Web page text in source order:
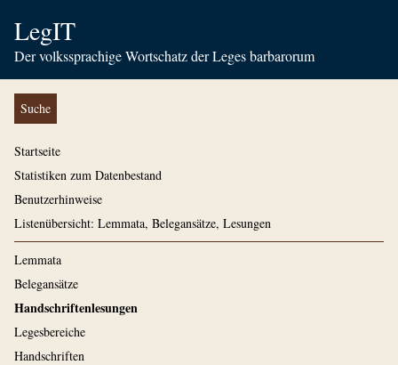
LegIT
Der volkssprachige Wortschatz der Leges barbarorum
Suche
Startseite
Statistiken zum Datenbestand
Benutzerhinweise
Listenübersicht: Lemmata, Belegansätze, Lesungen
Lemmata
Belegansätze
Handschriftenlesungen
Legesbereiche
Handschriften